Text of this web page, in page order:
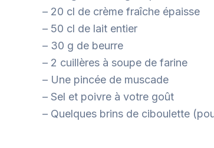
– 20 cl de crème fraîche épaisse
– 50 cl de lait entier
– 30 g de beurre
– 2 cuillères à soupe de farine
– Une pincée de muscade
– Sel et poivre à votre goût
– Quelques brins de ciboulette